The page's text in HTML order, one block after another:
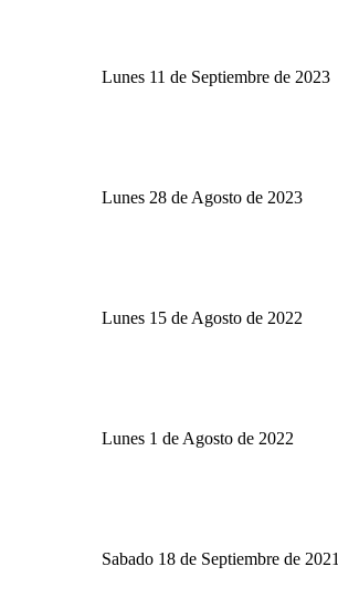
Lunes 11 de Septiembre de 2023
Lunes 28 de Agosto de 2023
Lunes 15 de Agosto de 2022
Lunes 1 de Agosto de 2022
Sabado 18 de Septiembre de 2021